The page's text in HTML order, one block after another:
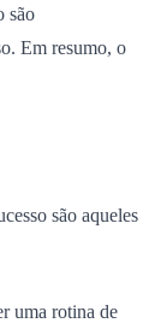
são
Em resumo, o
são aqueles
uma rotina de